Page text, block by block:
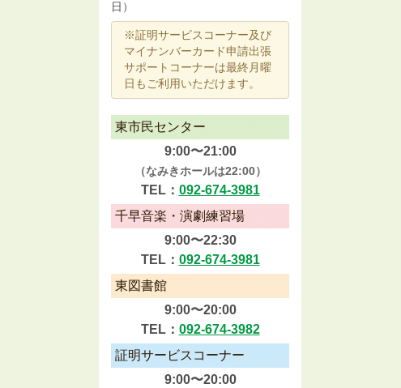
日）
※証明サービスコーナー及び
マイナンバーカード申請出張
サポートコーナーは最終月曜
日もご利用いただけます。
東市民センター
9:00〜21:00
（なみきホールは22:00）
TEL： 092-674-3981
千早音楽・演劇練習場
9:00〜22:30
TEL： 092-674-3981
東図書館
9:00〜20:00
TEL： 092-674-3982
証明サービスコーナー
9:00〜20:00